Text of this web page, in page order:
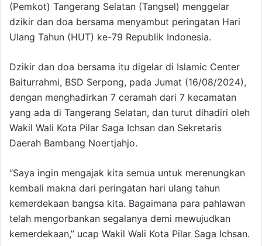
(Pemkot) Tangerang Selatan (Tangsel) menggelar
dzikir dan doa bersama menyambut peringatan Hari
Ulang Tahun (HUT) ke-79 Republik Indonesia.
Dzikir dan doa bersama itu digelar di Islamic Center
Baiturrahmi, BSD Serpong, pada Jumat (16/08/2024),
dengan menghadirkan 7 ceramah dari 7 kecamatan
yang ada di Tangerang Selatan, dan turut dihadiri oleh
Wakil Wali Kota Pilar Saga Ichsan dan Sekretaris
Daerah Bambang Noertjahjo.
“Saya ingin mengajak kita semua untuk merenungkan
kembali makna dari peringatan hari ulang tahun
kemerdekaan bangsa kita. Bagaimana para pahlawan
telah mengorbankan segalanya demi mewujudkan
kemerdekaan,” ucap Wakil Wali Kota Pilar Saga Ichsan.